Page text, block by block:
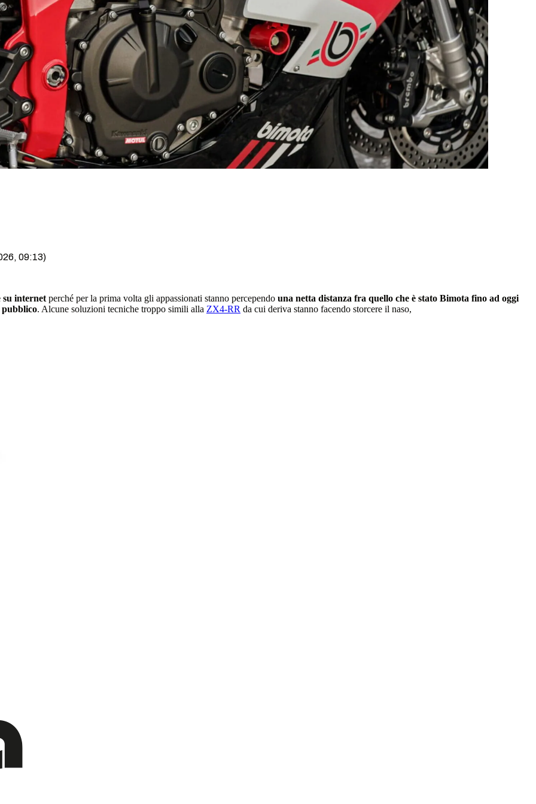
09:13)
su internetperché per la prima volta gli appassionati stanno percependo una netta distanza fra quello che è stato Bimota fino ad oggi
pubblico. Alcune soluzioni tecniche troppo simili alla ZX4-RR da cui deriva stanno facendo storcere il naso,